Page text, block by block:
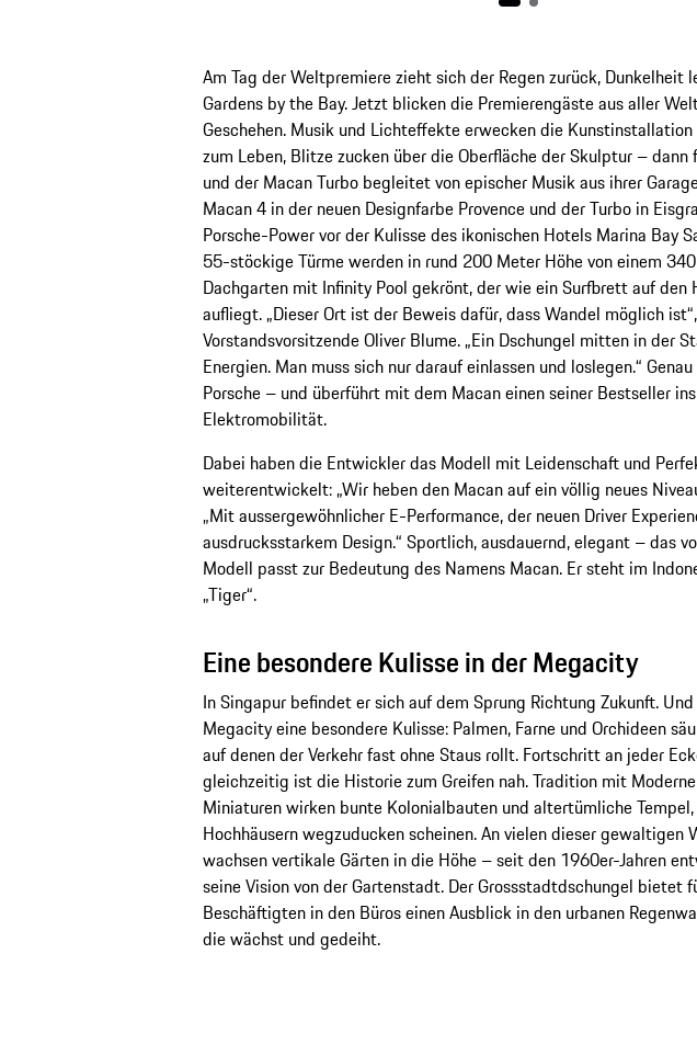
Am Tag der Weltpremiere zieht sich der Regen zurück, Dunkelheit
Gardens by the Bay. Jetzt blicken die Premierengäste aus aller
Geschehen. Musik und Lichteffekte erwecken die Kunstinstallation
zum Leben, Blitze zucken über die Oberfläche der Skulptur – dann
und der Macan Turbo begleitet von epischer Musik aus ihrer
Macan 4 in der neuen Designfarbe Provence und der Turbo in
Porsche-Power vor der Kulisse des ikonischen Hotels Marina Bay
55-stöckige Türme werden in rund 200 Meter Höhe von einem
Dachgarten mit Infinity Pool gekrönt, der wie ein Surfbrett auf den
aufliegt. „Dieser Ort ist der Beweis dafür, dass Wandel möglich
Vorstandsvorsitzende Oliver Blume. „Ein Dschungel mitten in der
Energien. Man muss sich nur darauf einlassen und loslegen.“
Porsche – und überführt mit dem Macan einen seiner Bestseller
Elektromobilität.
Dabei haben die Entwickler das Modell mit Leidenschaft und
weiterentwickelt: „Wir heben den Macan auf ein völlig neues
„Mit aussergewöhnlicher E-Performance, der neuen Driver
ausdrucksstarkem Design.“ Sportlich, ausdauernd, elegant – das
Modell passt zur Bedeutung des Namens Macan. Er steht im
„Tiger“.
Eine besondere Kulisse in der Megacity
In Singapur befindet er sich auf dem Sprung Richtung Zukunft.
Megacity eine besondere Kulisse: Palmen, Farne und Orchideen
auf denen der Verkehr fast ohne Staus rollt. Fortschritt an jeder
gleichzeitig ist die Historie zum Greifen nah. Tradition mit
Miniaturen wirken bunte Kolonialbauten und altertümliche
Hochhäusern wegzuducken scheinen. An vielen dieser gewaltigen
wachsen vertikale Gärten in die Höhe – seit den 1960er-Jahren
seine Vision von der Gartenstadt. Der Grossstadtdschungel bietet
Beschäftigten in den Büros einen Ausblick in den urbanen
die wächst und gedeiht.